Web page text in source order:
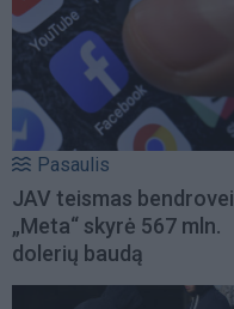
Pasaulis
JAV teismas bendrovei
„Meta“ skyrė 567 mln.
dolerių baudą